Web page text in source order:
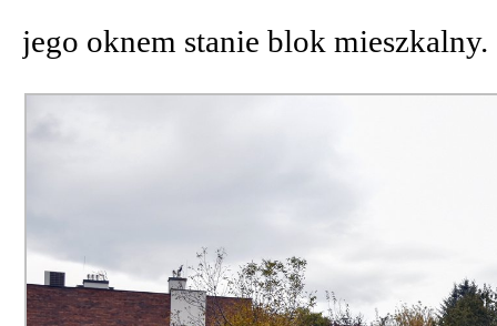
jego oknem stanie blok mieszkalny.